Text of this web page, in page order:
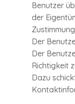
Benutzer
der
Der
Der
Richtigkeit
Dazu